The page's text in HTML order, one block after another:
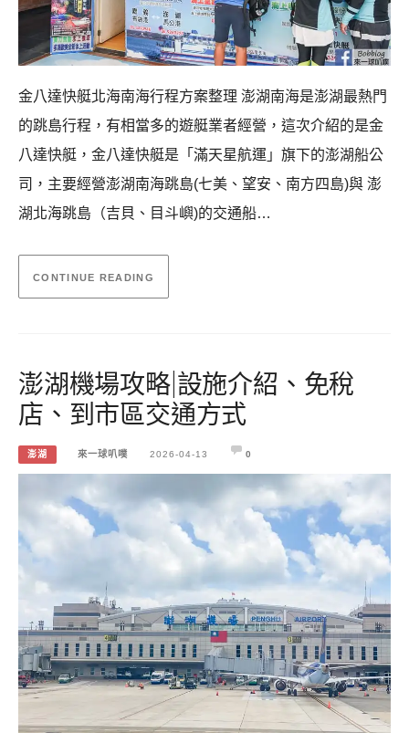
金八達快艇北海南海行程方案整理 澎湖南海是澎湖最熱門
的跳島行程，有相當多的遊艇業者經營，這次介紹的是金
八達快艇，金八達快艇是「滿天星航運」旗下的澎湖船公
司，主要經營澎湖南海跳島(七美、望安、南方四島)與 澎
湖北海跳島（吉貝、目斗嶼)的交通船…
CONTINUE READING
澎湖機場攻略|設施介紹、免稅
店、到市區交通方式
澎湖 來一球叭噗 2026-04-13 0